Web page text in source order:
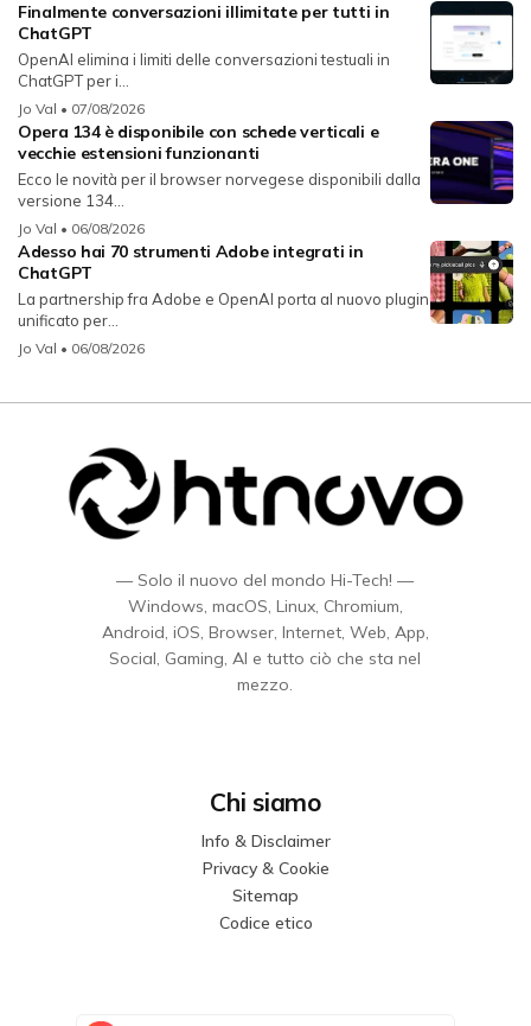
Finalmente conversazioni illimitate per tutti in
ChatGPT
OpenAI elimina i limiti delle conversazioni testuali in
ChatGPT per i...
Jo Val • 07/08/2026
Opera 134 è disponibile con schede verticali e
vecchie estensioni funzionanti
Ecco le novità per il browser norvegese disponibili dalla
versione 134...
Jo Val • 06/08/2026
Adesso hai 70 strumenti Adobe integrati in
ChatGPT
La partnership fra Adobe e OpenAI porta al nuovo plugin
unificato per...
Jo Val • 06/08/2026
— Solo il nuovo del mondo Hi-Tech! —
Windows, macOS, Linux, Chromium,
Android, iOS, Browser, Internet, Web, App,
Social, Gaming, AI e tutto ciò che sta nel
mezzo.
Chi siamo
Info & Disclaimer
Privacy & Cookie
Sitemap
Codice etico